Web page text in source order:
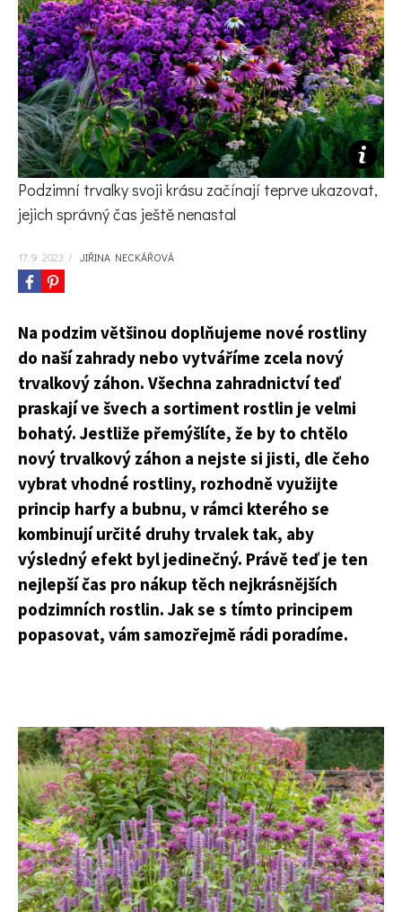
KVÍZY A TESTY
Podzimní trvalky svoji krásu začínají teprve ukazovat,
jejich správný čas ještě nenastal
17. 9. 2023 / JIŘINA NECKÁŘOVÁ
Na podzim většinou doplňujeme nové rostliny
do naší zahrady nebo vytváříme zcela nový
trvalkový záhon. Všechna zahradnictví teď
praskají ve švech a sortiment rostlin je velmi
bohatý. Jestliže přemýšlíte, že by to chtělo
nový trvalkový záhon a nejste si jisti, dle čeho
vybrat vhodné rostliny, rozhodně využijte
princip harfy a bubnu, v rámci kterého se
kombinují určité druhy trvalek tak, aby
výsledný efekt byl jedinečný. Právě teď je ten
nejlepší čas pro nákup těch nejkrásnějších
podzimních rostlin. Jak se s tímto principem
popasovat, vám samozřejmě rádi poradíme.